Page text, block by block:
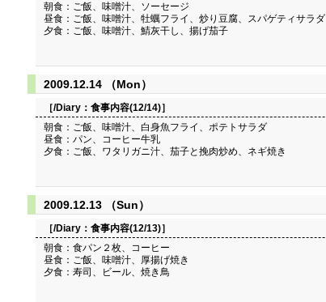
朝食：ご飯、味噌汁、ソーセージ
昼食：ご飯、味噌汁、牡蠣フライ、炒り豆腐、スパゲティサラダ
夕食：ご飯、味噌汁、鯖灰干し、揚げ茄子
2009.12.14 （Mon）
［/Diary： 食事内容(12/14)］
朝食：ご飯、味噌汁、白身魚フライ、ポテトサラダ
昼食：パン、コーヒー牛乳
夕食：ご飯、ワタリガニ汁、茄子と挽肉炒め、ネギ焼き
2009.12.13 （Sun）
［/Diary： 食事内容(12/13)］
朝食：食パン２枚、コーヒー
昼食：ご飯、味噌汁、厚揚げ焼き
夕食：寿司、ビール、焼き鳥